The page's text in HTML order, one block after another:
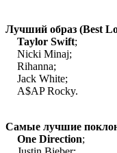
Лучший образ (Best
Taylor Swift;
Minaj;
White;
Rocky.
Самые лучшие
One Direction;